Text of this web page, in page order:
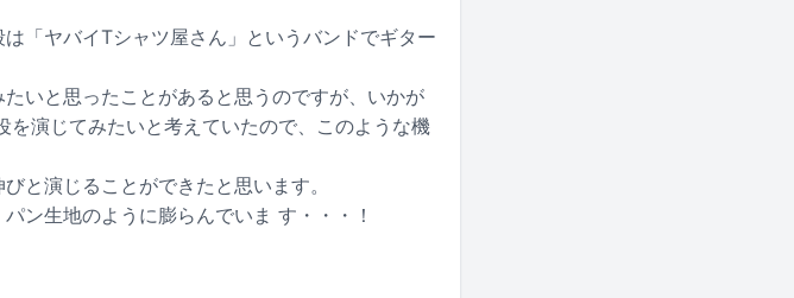
「ヤバイTシャツ屋さん」というバンドでギター
いと思ったことがあると思うのですが、いかが
演じてみたいと考えていたので、このような機
と演じることができたと思います。
ン生地のように膨らんでいま す・・・！